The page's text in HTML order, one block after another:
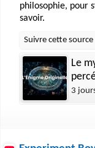
philosophie, pour
savoir.
Le
3